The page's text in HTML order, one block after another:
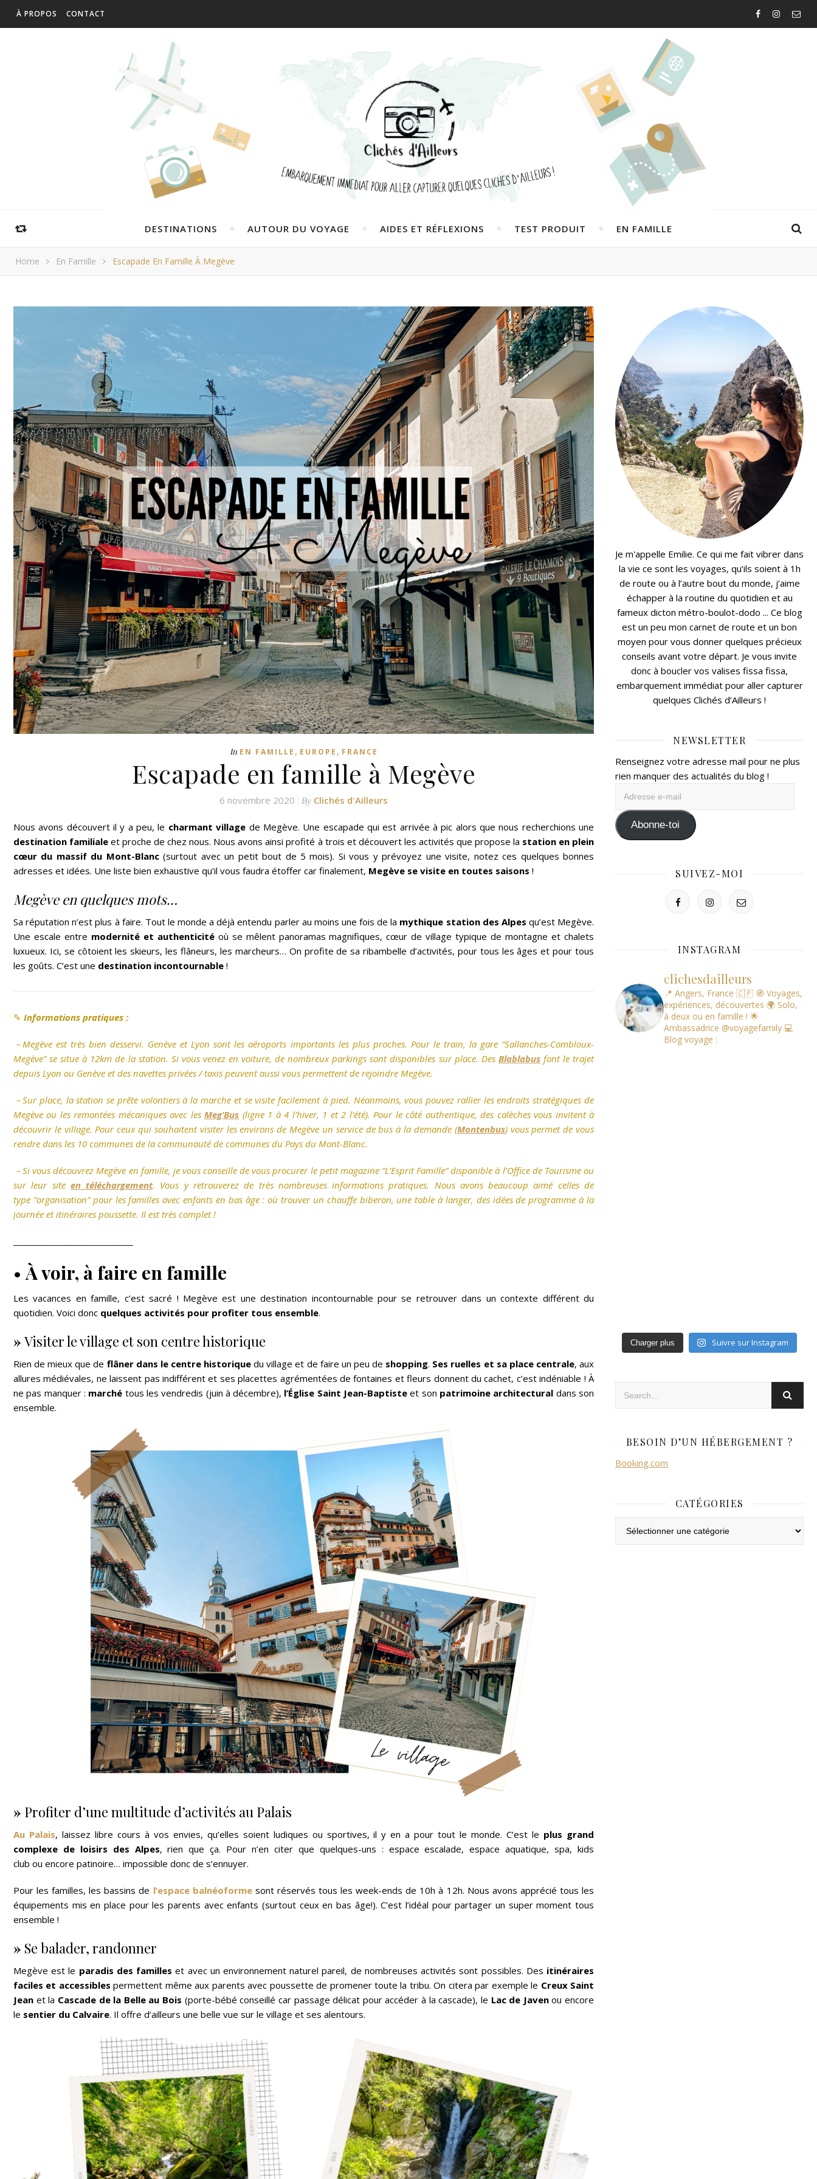
À PROPOS CONTACT
DESTINATIONS AUTOUR DU VOYAGE AIDES ET RÉFLEXIONS TEST PRODUIT EN FAMILLE
Home En Famille Escapade En Famille À Megève
In EN FAMILLE , EUROPE , FRANCE
Escapade en famille à Megève
6 novembre 2020 By Clichés d'Ailleurs
Nous avons découvert il y a peu, le charmant village de Megève. Une escapade qui est arrivée à pic alors que nous recherchions une
destination familiale et proche de chez nous. Nous avons ainsi profité à trois et découvert les activités que propose la station en plein
cœur du massif du Mont-Blanc(surtout avec un petit bout de 5 mois). Si vous y prévoyez une visite, notez ces quelques bonnes
adresses et idées. Une liste bien exhaustive qu’il vous faudra étoffer car finalement, Megève se visite en toutes saisons !
Megève en quelques mots…
Sa réputation n’est plus à faire. Tout le monde a déjà entendu parler au moins une fois de la mythique station des Alpes qu’est Megève.
Une escale entre modernité et authenticitéoù se mêlent panoramas magnifiques, cœur de village typique de montagne et chalets
luxueux. Ici, se côtoient les skieurs, les flâneurs, les marcheurs… On profite de sa ribambelle d’activités, pour tous les âges et pour tous
les goûts. C’est une destination incontournable !
✎ Informations pratiques :
－Megève est très bien desservi. Genève et Lyon sont les aéroports importants les plus proches. Pour le train, la gare “Sallanches-Combloux-
Megève” se situe à 12km de la station. Si vous venez en voiture, de nombreux parkings sont disponibles sur place. Des Blablabusfont le trajet
depuis Lyon ou Genève et des navettes privées / taxis peuvent aussi vous permettent de rejoindre Megève.
－Sur place, la station se prête volontiers à la marche et se visite facilement à pied. Néanmoins, vous pouvez rallier les endroits stratégiques de
Megève ou les remontées mécaniques avec lesMeg’Bus (ligne 1 à 4 l’hiver, 1 et 2 l’été). Pour le côté authentique, des calèches vous invitent à
découvrir le village. Pour ceux qui souhaitent visiter les environs de Megève un service de bus à la demande (Montenbus) vous permet de vous
rendre dans les 10 communes de la communauté de communes du Pays du Mont-Blanc.
－Si vous découvrez Megève en famille, je vous conseille de vous procurer le petit magazine “L’Esprit Famille” disponible à l’Office de Tourisme ou
sur leur site en téléchargement. Vous y retrouverez de très nombreuses informations pratiques. Nous avons beaucoup aimé celles de
type “organisation” pour les familles avec enfants en bas âge : où trouver un chauffe biberon, une table à langer, des idées de programme à la
journée et itinéraires poussette. Il est très complet !
•À voir, à faire en famille
Les vacances en famille, c’est sacré ! Megève est une destination incontournable pour se retrouver dans un contexte différent du
quotidien. Voici donc quelques activités pour profiter tous ensemble.
» Visiter le village et son centre historique
Rien de mieux que de flâner dans le centre historique du village et de faire un peu de shopping. Ses ruelles et sa place centrale, aux
allures médiévales, ne laissent pas indifférent et ses placettes agrémentées de fontaines et fleurs donnent du cachet, c’est indéniable ! À
ne pas manquer : marché tous les vendredis (juin à décembre), l’Église Saint Jean-Baptiste et son patrimoine architectural dans son
ensemble.
» Profiter d’une multitude d’activités au Palais
Au Palais, laissez libre cours à vos envies, qu’elles soient ludiques ou sportives, il y en a pour tout le monde. C’est le plus grand
complexe de loisirs des Alpes, rien que ça. Pour n’en citer que quelques-uns : espace escalade, espace aquatique, spa, kids
club ou encore patinoire… impossible donc de s’ennuyer.
Pour les familles, les bassins de l’espace balnéoformesont réservés tous les week-ends de 10h à 12h. Nous avons apprécié tous les
équipements mis en place pour les parents avec enfants (surtout ceux en bas âge!). C’est l’idéal pour partager un super moment tous
ensemble !
» Se balader, randonner
Megève est le paradis des familles et avec un environnement naturel pareil, de nombreuses activités sont possibles. Des itinéraires
faciles et accessibles permettent même aux parents avec poussette de promener toute la tribu. On citera par exemple le Creux Saint
Jean et la Cascade de la Belle au Bois (porte-bébé conseillé car passage délicat pour accéder à la cascade), le Lac de Javenou encore
le sentier du Calvaire. Il offre d’ailleurs une belle vue sur le village et ses alentours.
Je m'appelle Emilie. Ce qui me fait vibrer dans
la vie ce sont les voyages, qu’ils soient à 1h
de route ou à l’autre bout du monde, j’aime
échapper à la routine du quotidien et au
fameux dicton métro-boulot-dodo ... Ce blog
est un peu mon carnet de route et un bon
moyen pour vous donner quelques précieux
conseils avant votre départ. Je vous invite
donc à boucler vos valises fissa fissa,
embarquement immédiat pour aller capturer
quelques Clichés d’Ailleurs !
NEWSLETTER
Renseignez votre adresse mail pour ne plus
rien manquer des actualités du blog !
mail Abonne-toi
SUIVEZ-MOI
INSTAGRAM
clichesdailleurs
📍 Angers, France 🇨🇵 🧭 Voyages,
expériences, découvertes 🌍 Solo,
à deux ou en famille ! 🌟
Ambassadrice @voyagefamily 💻
Blog voyage :
Charger plus Suivre sur Instagram
BESOIN D’UN HÉBERGEMENT ?
Booking.com
CATÉGORIES